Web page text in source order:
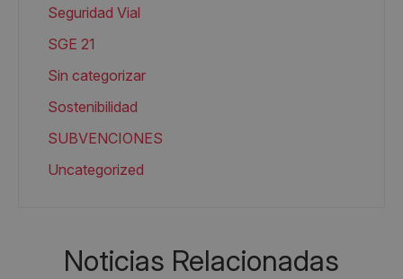
Seguridad Vial
SGE 21
Sin categorizar
Sostenibilidad
SUBVENCIONES
Uncategorized
Noticias Relacionadas